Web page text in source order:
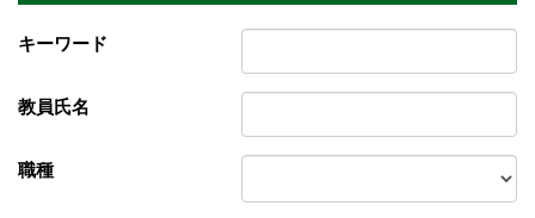
キーワード
教員氏名
職種